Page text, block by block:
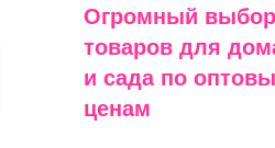
Огромный выбор
товаров для
и сада по
ценам